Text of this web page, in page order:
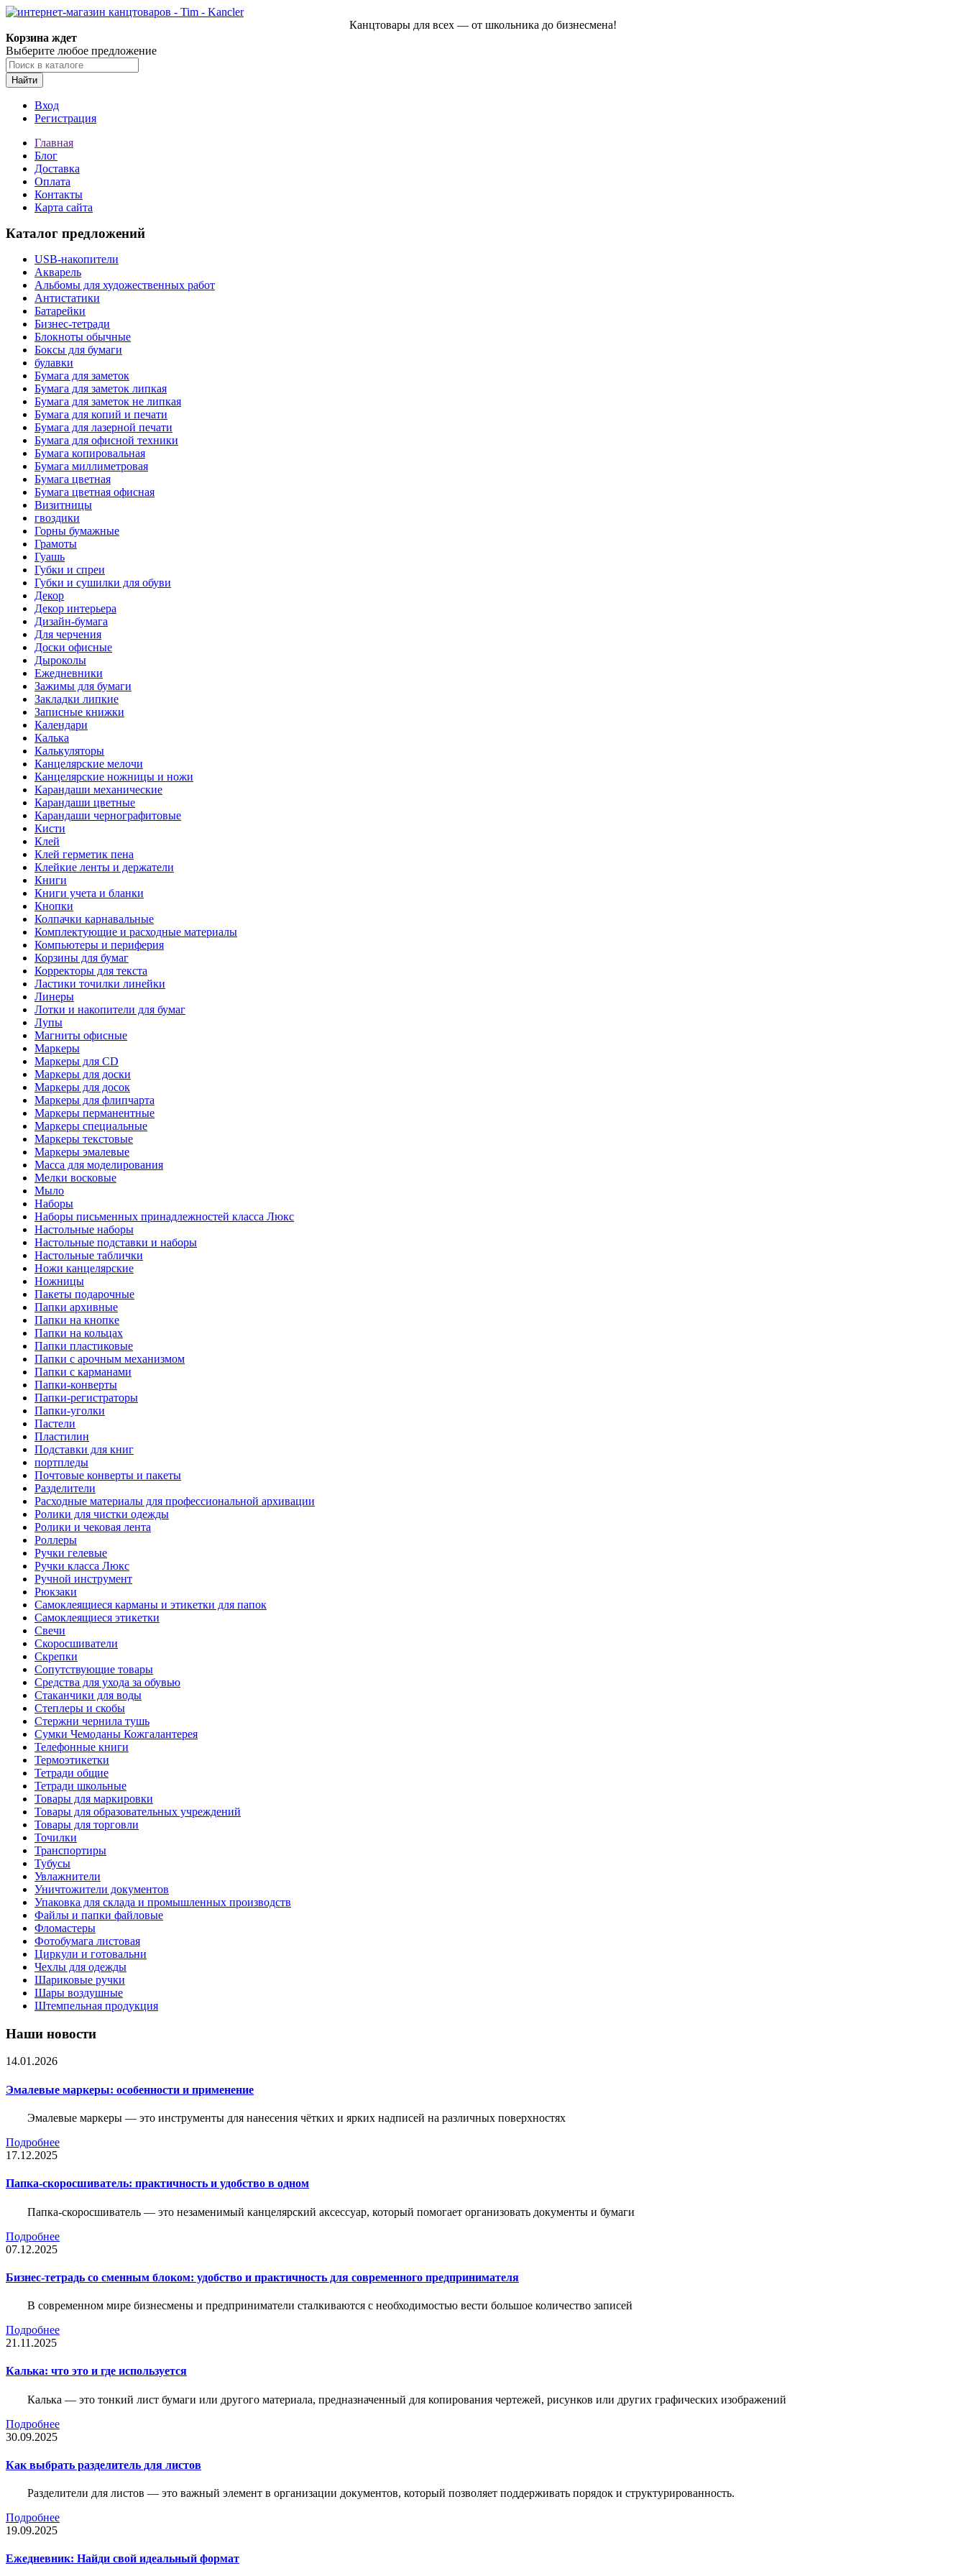
Канцтовары для всех — от школьника до бизнесмена!
Корзина ждет
Выберите любое предложение
Найти
Вход
Регистрация
Главная
Блог
Доставка
Оплата
Контакты
Карта сайта
Каталог предложений
USB-накопители
Акварель
Альбомы для художественных работ
Антистатики
Батарейки
Бизнес-тетради
Блокноты обычные
Боксы для бумаги
булавки
Бумага для заметок
Бумага для заметок липкая
Бумага для заметок не липкая
Бумага для копий и печати
Бумага для лазерной печати
Бумага для офисной техники
Бумага копировальная
Бумага миллиметровая
Бумага цветная
Бумага цветная офисная
Визитницы
гвоздики
Горны бумажные
Грамоты
Гуашь
Губки и спреи
Губки и сушилки для обуви
Декор
Декор интерьера
Дизайн-бумага
Для черчения
Доски офисные
Дыроколы
Ежедневники
Зажимы для бумаги
Закладки липкие
Записные книжки
Календари
Калька
Калькуляторы
Канцелярские мелочи
Канцелярские ножницы и ножи
Карандаши механические
Карандаши цветные
Карандаши чернографитовые
Кисти
Клей
Клей герметик пена
Клейкие ленты и держатели
Книги
Книги учета и бланки
Кнопки
Колпачки карнавальные
Комплектующие и расходные материалы
Компьютеры и периферия
Корзины для бумаг
Корректоры для текста
Ластики точилки линейки
Линеры
Лотки и накопители для бумаг
Лупы
Магниты офисные
Маркеры
Маркеры для CD
Маркеры для доски
Маркеры для досок
Маркеры для флипчарта
Маркеры перманентные
Маркеры специальные
Маркеры текстовые
Маркеры эмалевые
Масса для моделирования
Мелки восковые
Мыло
Наборы
Наборы письменных принадлежностей класса Люкс
Настольные наборы
Настольные подставки и наборы
Настольные таблички
Ножи канцелярские
Ножницы
Пакеты подарочные
Папки архивные
Папки на кнопке
Папки на кольцах
Папки пластиковые
Папки с арочным механизмом
Папки с карманами
Папки-конверты
Папки-регистраторы
Папки-уголки
Пастели
Пластилин
Подставки для книг
портпледы
Почтовые конверты и пакеты
Разделители
Расходные материалы для профессиональной архивации
Ролики для чистки одежды
Ролики и чековая лента
Роллеры
Ручки гелевые
Ручки класса Люкс
Ручной инструмент
Рюкзаки
Самоклеящиеся карманы и этикетки для папок
Самоклеящиеся этикетки
Свечи
Скоросшиватели
Скрепки
Сопутствующие товары
Средства для ухода за обувью
Стаканчики для воды
Степлеры и скобы
Стержни чернила тушь
Сумки Чемоданы Кожгалантерея
Телефонные книги
Термоэтикетки
Тетради общие
Тетради школьные
Товары для маркировки
Товары для образовательных учреждений
Товары для торговли
Точилки
Транспортиры
Тубусы
Увлажнители
Уничтожители документов
Упаковка для склада и промышленных производств
Файлы и папки файловые
Фломастеры
Фотобумага листовая
Циркули и готовальни
Чехлы для одежды
Шариковые ручки
Шары воздушные
Штемпельная продукция
Наши новости
14.01.2026
Эмалевые маркеры: особенности и применение
Эмалевые маркеры — это инструменты для нанесения чётких и ярких надписей на различных поверхностях
Подробнее
17.12.2025
Папка-скоросшиватель: практичность и удобство в одном
Папка-скоросшиватель — это незаменимый канцелярский аксессуар, который помогает организовать документы и бумаги
Подробнее
07.12.2025
Бизнес-тетрадь со сменным блоком: удобство и практичность для современного предпринимателя
В современном мире бизнесмены и предприниматели сталкиваются с необходимостью вести большое количество записей
Подробнее
21.11.2025
Калька: что это и где используется
Калька — это тонкий лист бумаги или другого материала, предназначенный для копирования чертежей, рисунков или других графических изображений
Подробнее
30.09.2025
Как выбрать разделитель для листов
Разделители для листов — это важный элемент в организации документов, который позволяет поддерживать порядок и структурированность.
Подробнее
19.09.2025
Ежедневник: Найди свой идеальный формат